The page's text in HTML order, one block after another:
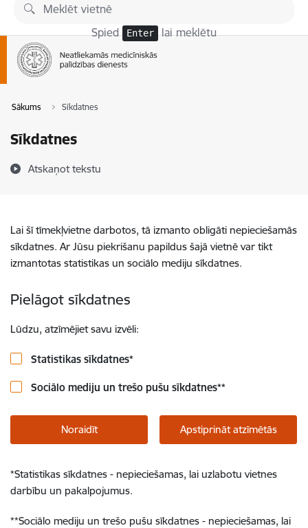
Pāriet uz lapas saturu
Spied Enter lai meklētu
Sākums Sīkdatnes
Sīkdatnes
Atskaņot tekstu
Lai šī tīmekļvietne darbotos, tā izmanto obligāti nepieciešamās
sīkdatnes. Ar Jūsu piekrišanu papildus šajā vietnē var tikt
izmantotas statistikas un sociālo mediju sīkdatnes.
Pielāgot sīkdatnes
Lūdzu, atzīmējiet savu izvēli:
Statistikas sīkdatnes*
Sociālo mediju un trešo pušu sīkdatnes**
Noraidīt Apstiprināt atzīmētās
*Statistikas sīkdatnes - nepieciešamas, lai uzlabotu vietnes
darbību un pakalpojumus.
**Sociālo mediju un trešo pušu sīkdatnes - nepieciešamas, lai